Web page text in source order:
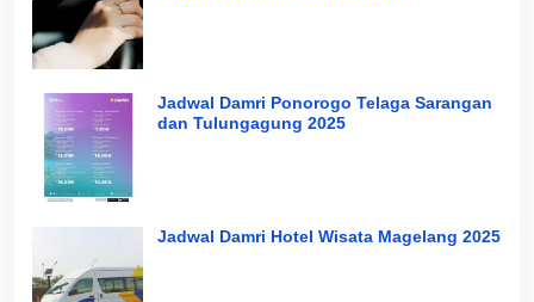
Jadwal Damri Ponorogo Telaga Sarangan
dan Tulungagung 2025
Jadwal Damri Hotel Wisata Magelang 2025